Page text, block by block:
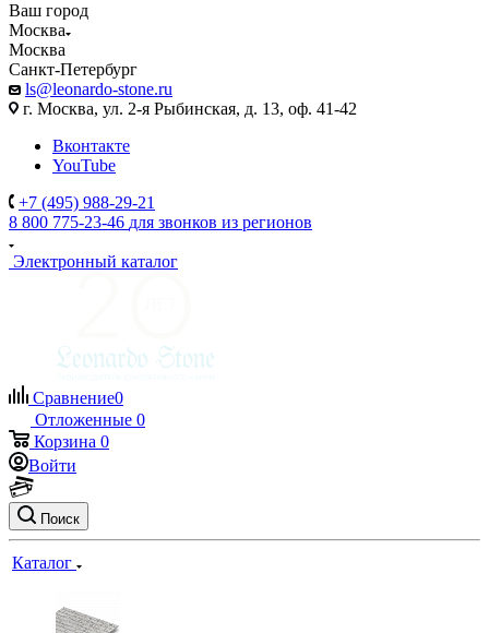
Ваш город
Москва
Москва
Санкт-Петербург
ls@leonardo-stone.ru
г. Москва, ул. 2-я Рыбинская, д. 13, оф. 41-42
Вконтакте
YouTube
+7 (495) 988-29-21
8 800 775-23-46 для звонков из регионов
Электронный каталог
Сравнение0
Отложенные 0
Корзина 0
Войти
Поиск
Каталог